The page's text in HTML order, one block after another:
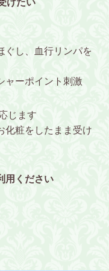
けたい
ぐし、血行リンパを
ャーポイント刺激
じます
化粧をしたまま受け
用ください